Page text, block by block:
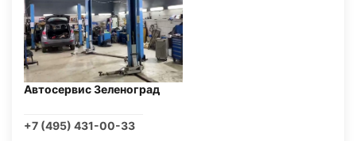
Автосервис Зеленоград
+7 (495) 431-00-33